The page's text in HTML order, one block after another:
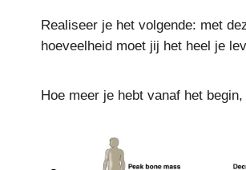
Realiseer je het volgende: met
hoeveelheid moet jij het heel je
Hoe meer je hebt vanaf het begin,